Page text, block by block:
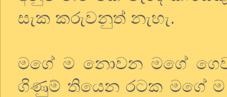
සැක කරුවනුත් නැහැ.
මගේ ම නොවන මගේ
ගිණුම් තියෙන රටක මගේ